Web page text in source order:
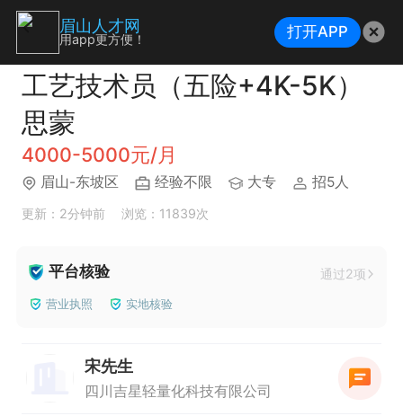
工艺技术员（五险+4K-5K）
思蒙
4000-5000元/月
眉山-东坡区 经验不限 大专 招5人
更新：2分钟前 浏览：11839次
平台核验 通过2项
营业执照 实地核验
宋先生
四川吉星轻量化科技有限公司
眉山人才网
用app更方便！ 打开APP